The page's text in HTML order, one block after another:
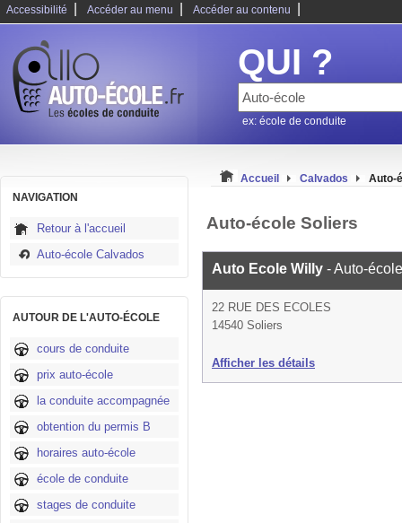
Accessibilité Accéder au menu Accéder au contenu
QUI ?
ex: école de conduite
NAVIGATION
Retour à l'accueil
Auto-école Calvados
AUTOUR DE L'AUTO-ÉCOLE
cours de conduite
prix auto-école
la conduite accompagnée
obtention du permis B
horaires auto-école
école de conduite
stages de conduite
Accueil Calvados Auto-
Auto-école Soliers
Auto Ecole Willy - Auto-école
22 RUE DES ECOLES
14540 Soliers
Afficher les détails